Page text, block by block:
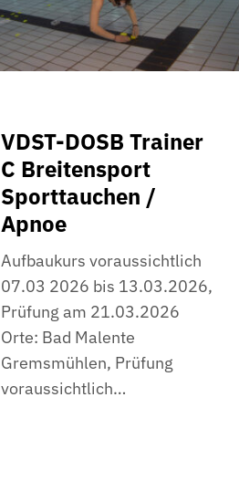
VDST-DOSB Trainer
C Breitensport
Sporttauchen /
Apnoe
Aufbaukurs voraussichtlich
07.03 2026 bis 13.03.2026,
Prüfung am 21.03.2026
Orte: Bad Malente
Gremsmühlen, Prüfung
voraussichtlich…